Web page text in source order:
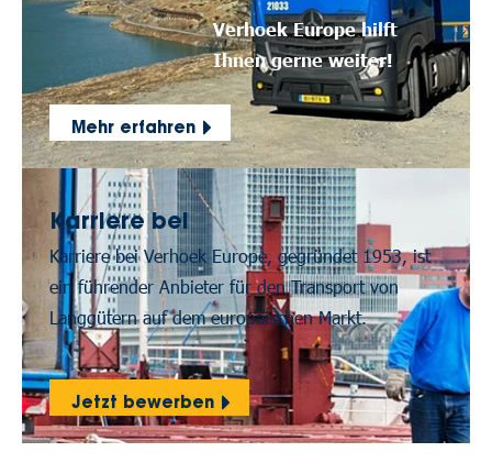
Verhoek Europe hilft
Ihnen gerne weiter!
Mehr erfahren
Karriere bei
Karriere bei Verhoek Europe, gegründet 1953, ist
ein führender Anbieter für den Transport von
Langgütern auf dem europäischen Markt.
Jetzt bewerben